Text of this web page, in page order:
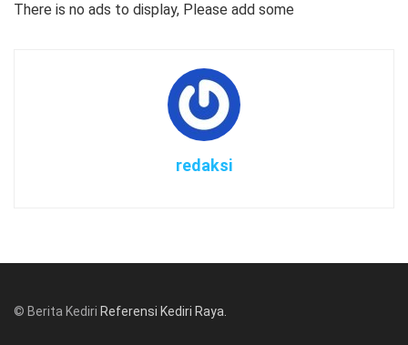
There is no ads to display, Please add some
redaksi
© Berita Kediri Referensi Kediri Raya.